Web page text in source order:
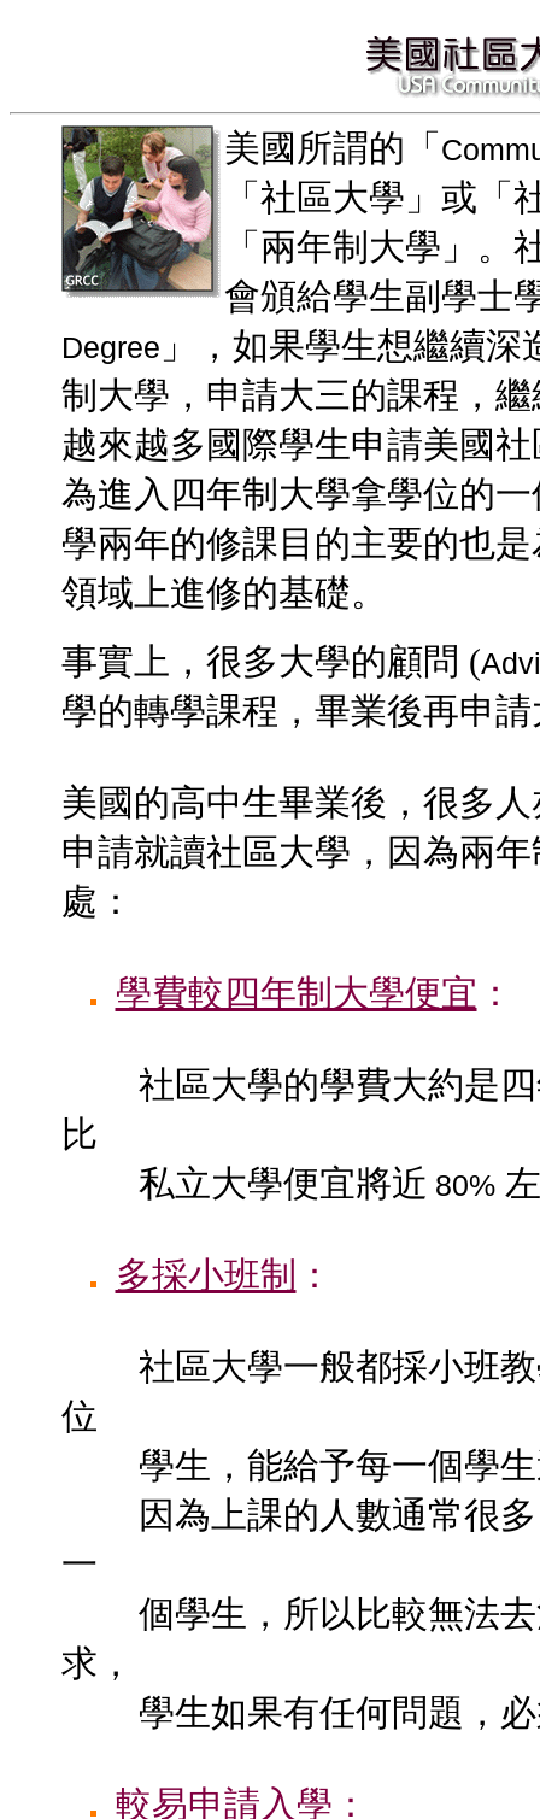
美國所謂的「
「社區大學」或「
「兩年制大學」。
會頒給學生副學士
Degree 」，如果學生想繼續
制大學，申請大三的課程，
越來越多國際學生申請美國
為進入四年制大學拿學位的
學兩年的修課目的主要的也
領域上進修的基礎。
事實上，很多大學的顧問 (
學的轉學課程，畢業後再申
美國的高中生畢業後，很多
申請就讀社區大學，因為兩
處：
學費較四年制大學便宜 ：
社區大學的學費大約是
比
私立大學便宜將近 80%
多採小班制 ：
社區大學一般都採小班
位
學生，能給予每一個學生
因為上課的人數通常很多
一
個學生，所以比較無法去
求，
學生如果有任何問題，必
較易申請入學 ：